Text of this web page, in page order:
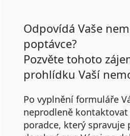
Odpovídá Vaše
poptávce?
Pozvěte tohoto
prohlídku Vaší
Po vyplnění formuláře
neprodleně
poradce, který spravuje